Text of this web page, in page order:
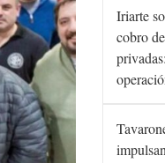
Iriarte
cobro